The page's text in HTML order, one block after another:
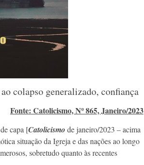
colapso generalizado, confiança
Fonte: Catolicismo, Nº 865, Janeiro/2023
capa [Catolicismo de janeiro/2023 – acima
situação da Igreja e das nações ao longo
sobretudo quanto às recentes